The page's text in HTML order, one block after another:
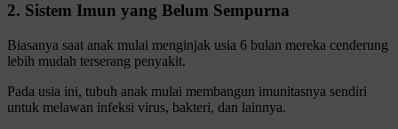
2. Sistem Imun yang Belum Sempurna
Biasanya saat anak mulai menginjak usia 6 bulan mereka cenderung
lebih mudah terserang penyakit.
Pada usia ini, tubuh anak mulai membangun imunitasnya sendiri
untuk melawan infeksi virus, bakteri, dan lainnya.